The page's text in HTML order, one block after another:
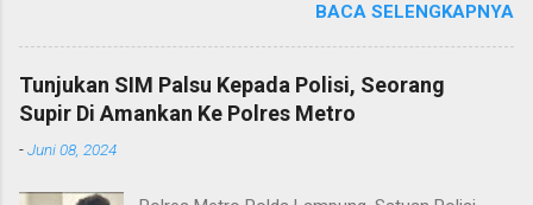
terkait layanan pengaduan, pelayanan SKCK dan
pelayanan Identifikasi sidik jari secara terpadu
kepada masyarakat. Senin (06/01/2025) Dalam
mewujudkan pelayanan prima kepolisian, SPKT
BACA SELENGKAPNYA
Tunjukan SIM Palsu Kepada Polisi, Seorang
Supir Di Amankan Ke Polres Metro
-Juni 08, 2024